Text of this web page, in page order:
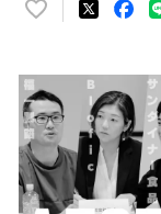
い
！
数
を
読
み
込